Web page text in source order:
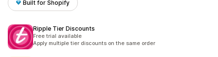
Built for Shopify
Ripple Tier Discounts
Free trial available
Apply multiple tier discounts on the same order